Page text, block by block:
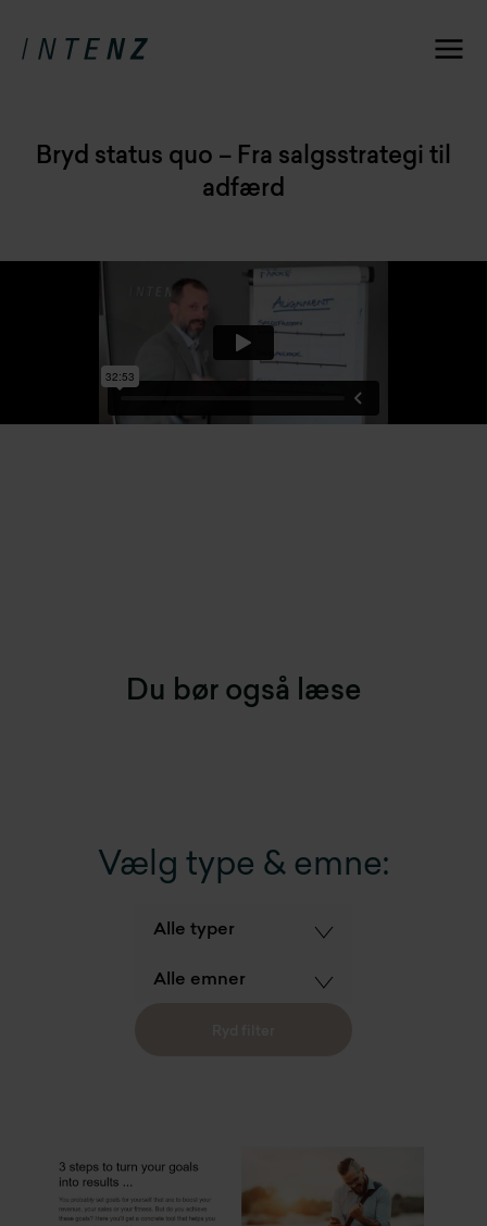
Bryd status quo – Fra salgsstrategi til
adfærd
Du bør også læse
Vælg type & emne: